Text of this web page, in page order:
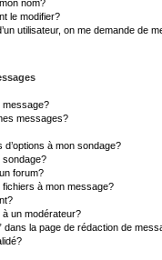
nom?
le modifier?
utilisateur, on me demande de
message?
messages?
à mon sondage?
sondage?
forum?
à mon message?
un modérateur?
dans la page de rédaction de